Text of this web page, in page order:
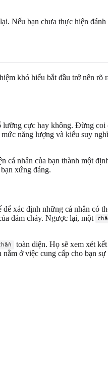
Nếu bạn chưa thực hiện
khó hiểu bắt đầu trở nên rõ
cực hay không. Đừng
năng lượng và kiểu suy
nhân của bạn thành một
xứng đáng.
xác định những cá nhân có
đám cháy. Ngược lại, một
toàn diện. Họ sẽ xem xét
nằm ở việc cung cấp cho bạn